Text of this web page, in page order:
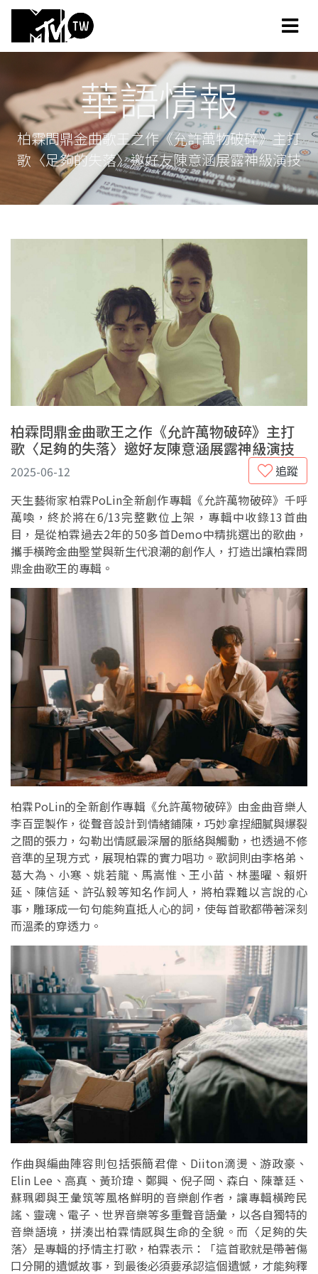
華語情報
柏霖問鼎金曲歌王之作《允許萬物破碎》主打
歌〈足夠的失落〉邀好友陳意涵展露神級演技
柏霖問鼎金曲歌王之作《允許萬物破碎》主打
歌〈足夠的失落〉邀好友陳意涵展露神級演技
追蹤
2025-06-12
天生藝術家柏霖PoLin全新創作專輯《允許萬物破碎》千呼
萬喚，終於將在6/13完整數位上架，專輯中收錄13首曲
目，是從柏霖過去2年的50多首Demo中精挑選出的歌曲，
攜手橫跨金曲壂堂與新生代浪潮的創作人，打造出讓柏霖問
鼎金曲歌王的專輯。
柏霖PoLin的全新創作專輯《允許萬物破碎》由金曲音樂人
李百罡製作，從聲音設計到情緒鋪陳，巧妙拿捏細膩與爆裂
之間的張力，勾勒出情感最深層的脈絡與觸動，也透過不修
音準的呈現方式，展現柏霖的實力唱功。歌詞則由李格弟、
葛大為、小寒、姚若龍、馬嵩惟、王小苗、林墨曜、賴姸
延、陳信延、許弘毅等知名作詞人，將柏霖難以言說的心
事，雕琢成一句句能夠直抵人心的詞，使每首歌都帶著深刻
而溫柔的穿透力。
作曲與編曲陣容則包括張簡君偉、Diiton滴燙、游政豪、
Elin Lee、高真、黃玠瑋、鄭興、倪子岡、森白、陳葦廷、
蘇珮卿與王彙筑等風格鮮明的音樂創作者，讓專輯橫跨民
謠、靈魂、電子、世界音樂等多重聲音語彙，以各自獨特的
音樂語境，拼湊出柏霖情感與生命的全貌。而〈足夠的失
落〉是專輯的抒情主打歌，柏霖表示：「這首歌就是帶著傷
口分開的遺憾故事，到最後必須要承認這個遺憾，才能夠釋